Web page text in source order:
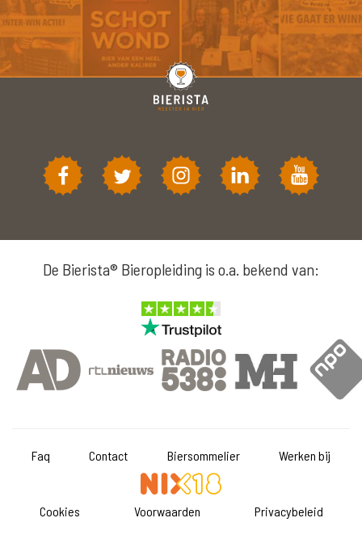
De Bierista® Bieropleiding is o.a. bekend van:
Faq Contact Biersommelier Werken bij
Cookies Voorwaarden Privacybeleid